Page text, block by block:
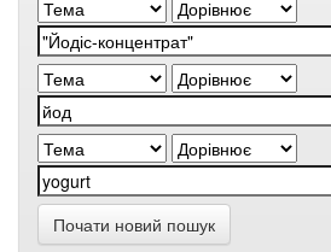
Почати новий пошук